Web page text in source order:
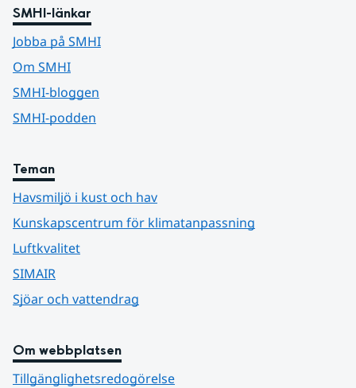
SMHI-länkar
Jobba på SMHI
Om SMHI
SMHI-bloggen
SMHI-podden
Teman
Havsmiljö i kust och hav
Kunskapscentrum för klimatanpassning
Luftkvalitet
SIMAIR
Sjöar och vattendrag
Om webbplatsen
Tillgänglighetsredogörelse